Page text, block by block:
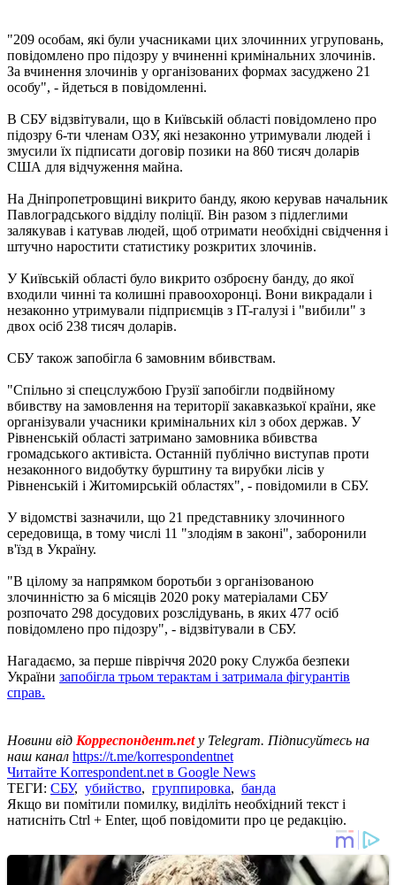
"209 особам, які були учасниками цих злочинних угруповань,
повідомлено про підозру у вчиненні кримінальних злочинів.
За вчинення злочинів у організованих формах засуджено 21
особу", - йдеться в повідомленні.
В СБУ відзвітували, що в Київській області повідомлено про
підозру 6-ти членам ОЗУ, які незаконно утримували людей і
змусили їх підписати договір позики на 860 тисяч доларів
США для відчуження майна.
На Дніпропетровщині викрито банду, якою керував начальник
Павлоградського відділу поліції. Він разом з підлеглими
залякував і катував людей, щоб отримати необхідні свідчення і
штучно наростити статистику розкритих злочинів.
У Київській області було викрито озброєну банду, до якої
входили чинні та колишні правоохоронці. Вони викрадали і
незаконно утримували підприємців з IT-галузі і "вибили" з
двох осіб 238 тисяч доларів.
СБУ також запобігла 6 замовним вбивствам.
"Спільно зі спецслужбою Грузії запобігли подвійному
вбивству на замовлення на території закавказької країни, яке
організували учасники кримінальних кіл з обох держав. У
Рівненській області затримано замовника вбивства
громадського активіста. Останній публічно виступав проти
незаконного видобутку бурштину та вирубки лісів у
Рівненській і Житомирській областях", - повідомили в СБУ.
У відомстві зазначили, що 21 представнику злочинного
середовища, в тому числі 11 "злодіям в законі", заборонили
в'їзд в Україну.
"В цілому за напрямком боротьби з організованою
злочинністю за 6 місяців 2020 року матеріалами СБУ
розпочато 298 досудових розслідувань, в яких 477 осіб
повідомлено про підозру", - відзвітували в СБУ.
Нагадаємо, за перше півріччя 2020 року Служба безпеки
України запобігла трьом терактам і затримала фігурантів
справ.
Новини від Корреспондент.net у Telegram. Підписуйтесь на
наш канал https://t.me/korrespondentnet
Читайте Korrespondent.net в Google News
ТЕГИ: СБУ, убийство, группировка, банда
Якщо ви помітили помилку, виділіть необхідний текст і
натисніть Ctrl + Enter, щоб повідомити про це редакцію.